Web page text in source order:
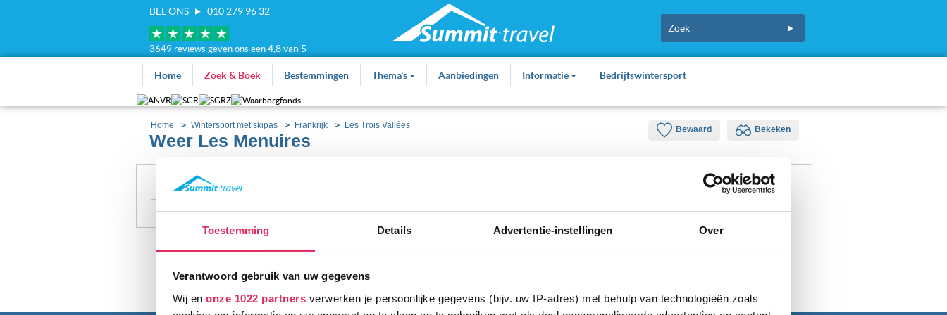
Toestemming Details Advertentie-instellingen Over
Verantwoord gebruik van uw gegevens
Wij en onze 1022 partners verwerken je persoonlijke gegevens (bijv. uw IP-adres) met behulp van technologieën zoals
BEL ONS 010 279 96 32
3649 reviews geven ons een 4,8 van 5
Home Zoek & Boek Bestemmingen Thema's Aanbiedingen Informatie Bedrijfswintersport
Bewaard Bekeken
Home Wintersport met skipas Frankrijk Les Trois Vallées
Weer Les Menuires
Filter
Sneeuwhoogte